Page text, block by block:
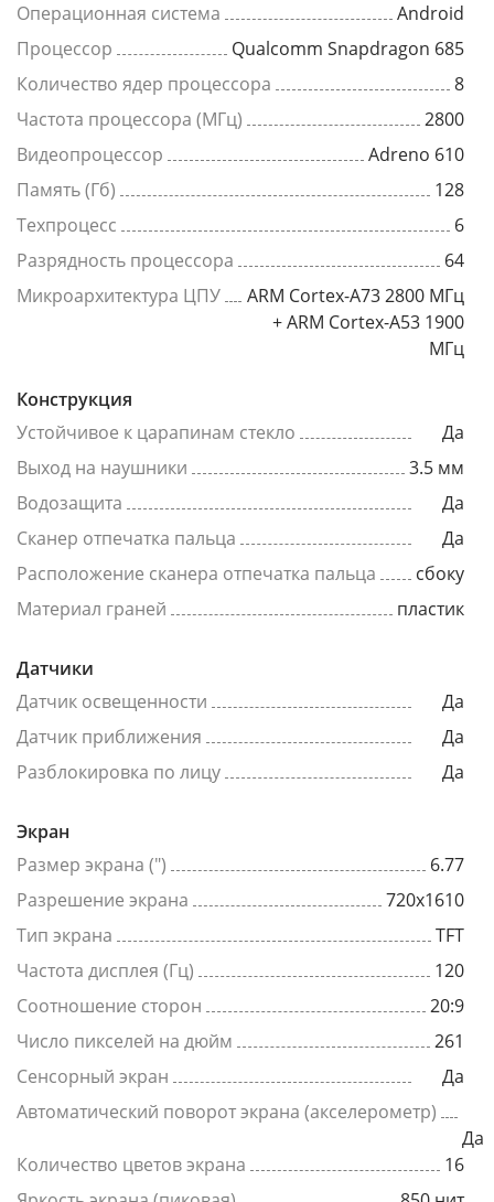
Операционная система
Android
Процессор
Qualcomm Snapdragon 685
Количество ядер процессора
8
Частота процессора (МГц)
2800
Видеопроцессор
Adreno 610
Память (Гб)
128
Техпроцесс
6
Разрядность процессора
64
Микроархитектура ЦПУ
ARM Cortex-A73 2800 МГц
+ ARM Cortex-A53 1900
МГц
Конструкция
Устойчивое к царапинам стекло
Да
Выход на наушники
3.5 мм
Водозащита
Да
Сканер отпечатка пальца
Да
Расположение сканера отпечатка пальца
сбоку
Материал граней
пластик
Датчики
Датчик освещенности
Да
Датчик приближения
Да
Разблокировка по лицу
Да
Экран
Размер экрана (")
6.77
Разрешение экрана
720x1610
Тип экрана
TFT
Частота дисплея (Гц)
120
Соотношение сторон
20:9
Число пикселей на дюйм
261
Сенсорный экран
Да
Автоматический поворот экрана (акселерометр)
Да
Количество цветов экрана
16